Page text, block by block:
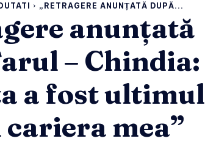
„RETRAGERE ANUNȚATĂ DUPĂ...
anunțată
– Chindia:
a fost ultimul
mea”